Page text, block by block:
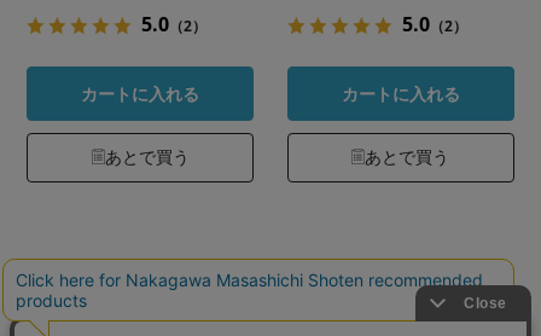
5.0 （2）
カートに入れる
あとで買う
5.0 （2）
カートに入れる
あとで買う